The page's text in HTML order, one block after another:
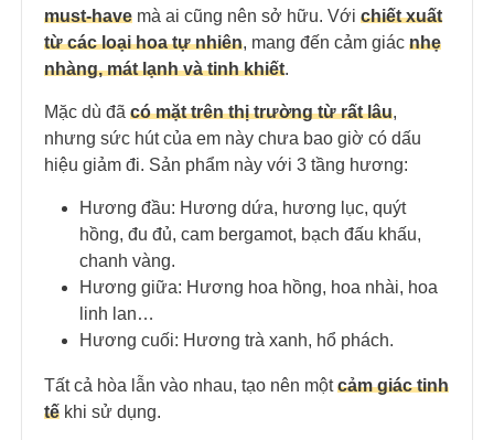
must-have mà ai cũng nên sở hữu. Với chiết xuất
từ các loại hoa tự nhiên, mang đến cảm giác nhẹ
nhàng, mát lạnh và tinh khiết.
Mặc dù đã có mặt trên thị trường từ rất lâu,
nhưng sức hút của em này chưa bao giờ có dấu
hiệu giảm đi. Sản phẩm này với 3 tầng hương:
Hương đầu: Hương dứa, hương lục, quýt
hồng, đu đủ, cam bergamot, bạch đấu khấu,
chanh vàng.
Hương giữa: Hương hoa hồng, hoa nhài, hoa
linh lan…
Hương cuối: Hương trà xanh, hổ phách.
Tất cả hòa lẫn vào nhau, tạo nên mộtcảm giác tinh
tế khi sử dụng.